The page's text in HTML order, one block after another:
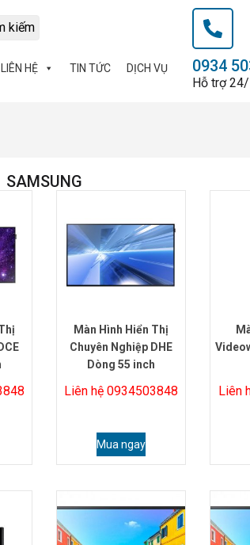
kiếm
LIÊN HỆ TIN TỨC DỊCH VỤ 0934
Hỗ trợ
SAMSUNG
Màn Hình Hiển Thị
Chuyên Nghiệp DHE
Dòng 55 inch
Liên hệ 0934503848
Mua ngay
Liên